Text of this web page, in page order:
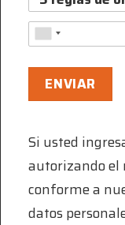
Si usted
autorizando el
conforme a
datos